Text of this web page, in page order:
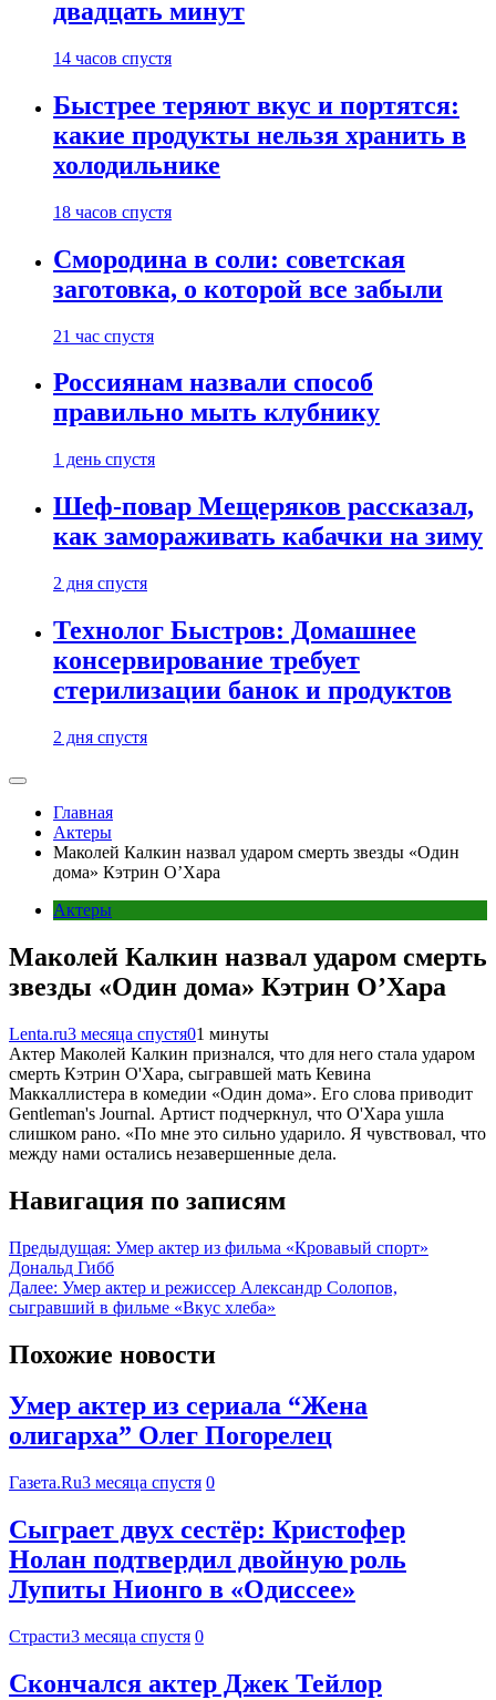
двадцать минут
14 часов спустя
Быстрее теряют вкус и портятся:
какие продукты нельзя хранить в
холодильнике
18 часов спустя
Смородина в соли: советская
заготовка, о которой все забыли
21 час спустя
Россиянам назвали способ
правильно мыть клубнику
1 день спустя
Шеф-повар Мещеряков рассказал,
как замораживать кабачки на зиму
2 дня спустя
Технолог Быстров: Домашнее
консервирование требует
стерилизации банок и продуктов
2 дня спустя
Главная
Актеры
Маколей Калкин назвал ударом смерть звезды «Один
дома» Кэтрин О’Хара
Актеры
Маколей Калкин назвал ударом смерть
звезды «Один дома» Кэтрин О’Хара
Lenta.ru3 месяца спустя01 минуты
Актер Маколей Калкин признался, что для него стала ударом
смерть Кэтрин О'Хара, сыгравшей мать Кевина
Маккаллистера в комедии «Один дома». Его слова приводит
Gentleman's Journal. Артист подчеркнул, что О'Хара ушла
слишком рано. «По мне это сильно ударило. Я чувствовал, что
между нами остались незавершенные дела.
Навигация по записям
Предыдущая: Умер актер из фильма «Кровавый спорт»
Дональд Гибб
Далее: Умер актер и режиссер Александр Солопов,
сыгравший в фильме «Вкус хлеба»
Похожие новости
Умер актер из сериала “Жена
олигарха” Олег Погорелец
Газета.Ru3 месяца спустя 0
Сыграет двух сестёр: Кристофер
Нолан подтвердил двойную роль
Лупиты Нионго в «Одиссее»
Страсти3 месяца спустя 0
Скончался актер Джек Тейлор